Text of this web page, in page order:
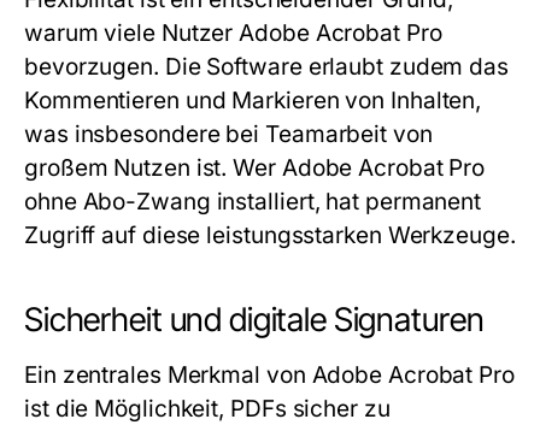
warum viele Nutzer Adobe Acrobat Pro
bevorzugen. Die Software erlaubt zudem das
Kommentieren und Markieren von Inhalten,
was insbesondere bei Teamarbeit von
großem Nutzen ist. Wer Adobe Acrobat Pro
ohne Abo-Zwang installiert, hat permanent
Zugriff auf diese leistungsstarken Werkzeuge.
Sicherheit und digitale Signaturen
Ein zentrales Merkmal von Adobe Acrobat Pro
ist die Möglichkeit, PDFs sicher zu